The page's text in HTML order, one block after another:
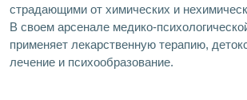
страдающими от химических и
В своем арсенале медико-
применяет лекарственную терапию,
лечение и психообразование.